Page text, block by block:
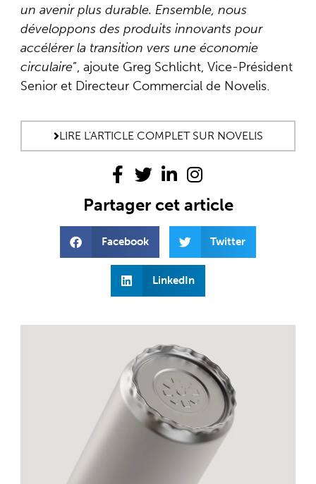
un avenir plus durable. Ensemble, nous
développons des produits innovants pour
accélérer la transition vers une économie
circulaire”, ajoute Greg Schlicht, Vice-Président
Senior et Directeur Commercial de Novelis.
LIRE L'ARTICLE COMPLET SUR NOVELIS
Partager cet article
Facebook Twitter
LinkedIn